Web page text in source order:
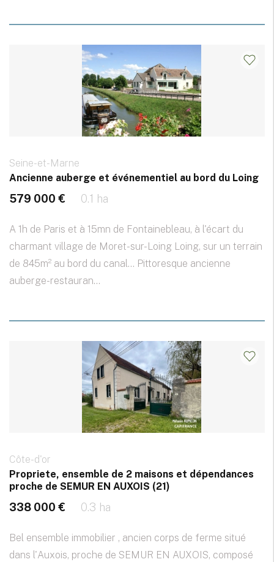
Seine-et-Marne
Ancienne auberge et événementiel au bord du Loing
579 000 € 0.1 ha
A 1h de Paris et à 15mn de Fontainebleau, à l'écart du
charmant village de Moret-sur-Loing Loing, sur un terrain
de 845m² au bord du canal... Pittoresque ancienne
auberge-restauran...
Côte-d'or
Propriete, ensemble de 2 maisons et dépendances
proche de SEMUR EN AUXOIS (21)
338 000 € 0.3 ha
Bel ensemble immobilier , ancien corps de ferme situé
dans l'Auxois, proche de SEMUR EN AUXOIS, composé